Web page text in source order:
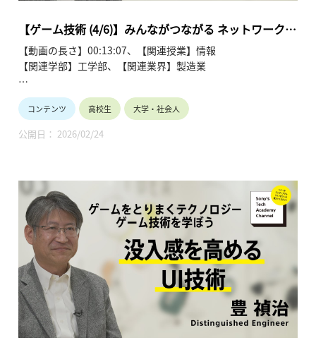
第5回 「ゲームはどうやって作るのか ゲーム制作の技術」
第6回 「拡がるゲーム技術 ゲーム技術の今後」
【ゲーム技術 (4/6)】みんながつながる ネットワーク技
術 (4/6)～ 豊 禎治
【動画の長さ】00:13:07、【関連授業】情報
【関連学部】工学部、【関連業界】製造業
Sony's Tech Academy Channelでは、ソニーのエンジニア
が、私たちの生活の中で活用されているテクノロジーについ
て、基礎から最新情報までわかりやすくお伝えします。
す。
●ゲームをとりまくテクノロジー ゲーム技術を学ぼう ～豊
禎治～ 【Sony’s Tech Academy Channel】
https://www.youtube.com/playlist?
list=PLT57hSt26YAwVCX6Z9ahDumu2VdoNN8ec
第1回 「ゲームはどう動いているのか ゲームの仕組み」
第2回 「リアルを追及 コンピュータグラフィックス最前線」
第3回 「没入感を高める UI技術」
コンテンツ 高校生 大学・社会人
公開日： 2026/02/24